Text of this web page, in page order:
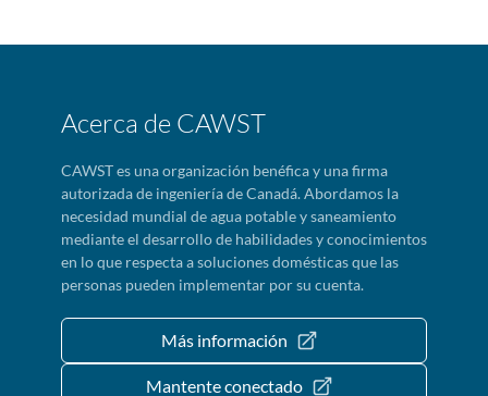
Acerca de CAWST
CAWST es una organización benéfica y una firma
autorizada de ingeniería de Canadá. Abordamos la
necesidad mundial de agua potable y saneamiento
mediante el desarrollo de habilidades y conocimientos
en lo que respecta a soluciones domésticas que las
personas pueden implementar por su cuenta.
Más información
Mantente conectado